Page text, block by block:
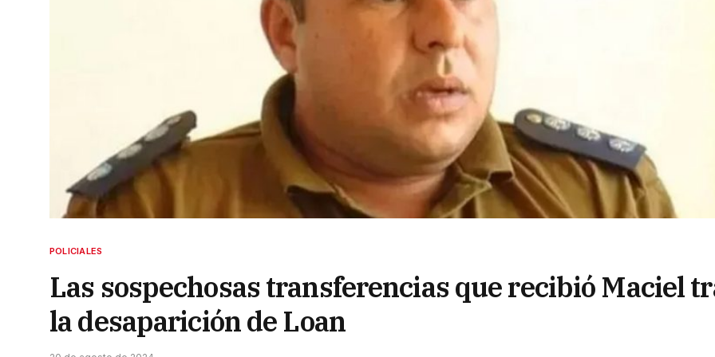
POLICIALES
Las sospechosas transferencias que recibió Maciel
la desaparición de Loan